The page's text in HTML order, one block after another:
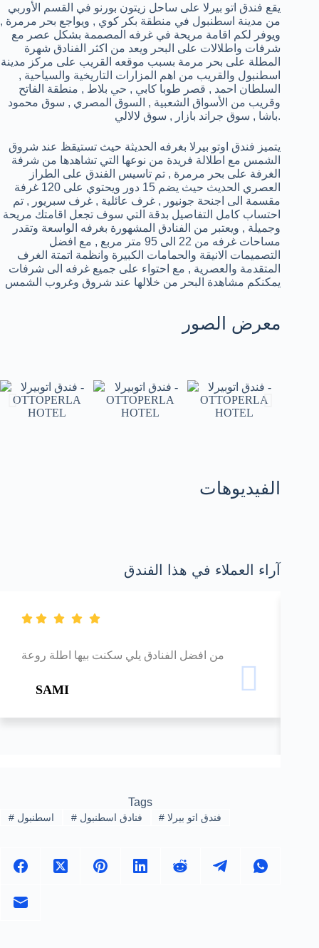
يقع فندق اتو بيرلا على ساحل زيتون بورنو في القسم الأوربي
من مدينة اسطنبول في منطقة بكر كوي , ويواجع بحر مرمرة ,
ويوفر لكم اقامة مريحة في غرفه المصممة بشكل عصر مع
شرفات واطلالات على البحر ويعد من اكثر الفنادق شهرة
المطلة على بحر مرمة بسبب موقعه القريب على مركز مدينة
اسطنبول والقريب من اهم المزارات التاريخية والسياحية ,
السلطان احمد , قصر طوبا كابي , حي بلاط , منطقة الفاتح
وقريب من الأسواق الشعبية , السوق المصري , سوق محمود
باشا , سوق جراند بازار , سوق لالالي.
يتميز فندق اوتو بيرلا بغرفه الحديثة حيث تستيقظ عند شروق
الشمس مع اطلالة فريدة من نوعها التي تشاهدها من شرفة
الغرفة على بحر مرمرة , تم تاسيس الفندق على الطراز
العصري الحديث حيث يضم 15 دور ويحتوي على 120 غرفة
مقسمة الى اجنحة جونيور , غرف عائلية , غرف سبريور , تم
احتساب كامل التفاصيل بدقة التي سوف تجعل اقامتك مريحة
وجميلة , ويعتبر من الفنادق المشهورة بغرفه الواسعة وتقدر
مساحات غرفه من 22 الى 95 متر مربع , مع افضل
التصميمات الانيقة والحمامات الكبيرة وانظمة اتمتة الغرف
المتقدمة والعصرية , مع احتواء على جميع غرفه الى شرفات
يمكنكم مشاهدة البحر من خلالها عند شروق وغروب الشمس
معرض الصور
الفيديوهات
من افضل الفنادق يلي سكنت بيها اطلة روعة
SAMI
Tags
# اسطنبول # فنادق اسطنبول # فندق اتو بيرلا